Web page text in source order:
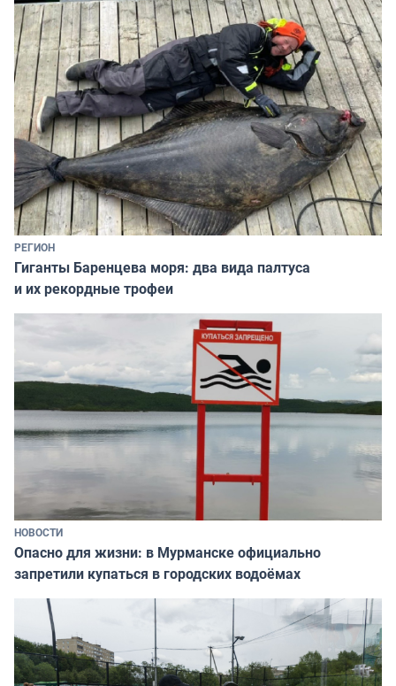
РЕГИОН
Гиганты Баренцева моря: два вида палтуса
и их рекордные трофеи
НОВОСТИ
Опасно для жизни: в Мурманске официально
запретили купаться в городских водоёмах